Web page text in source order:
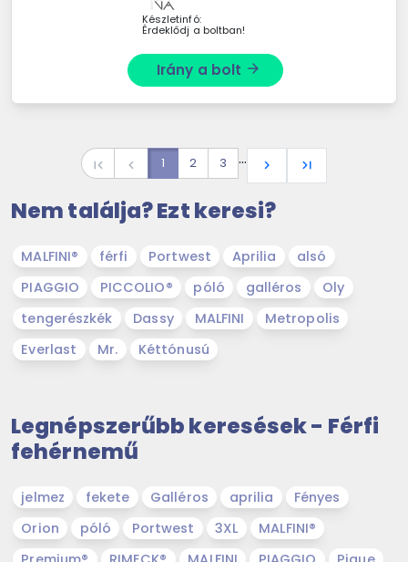
Grammsúly: ...
Készletinfó:
Érdeklődj a boltban!
Irány a bolt arrow_forward
first_page navigate_before 1 2 3 … navigate_next last_page
Nem találja? Ezt keresi?
MALFINI® férfi Portwest Aprilia
alsó
PIAGGIO
PICCOLIO® póló galléros
Oly
tengerészkék
Dassy MALFINI
Metropolis
Everlast
Mr. Kéttónusú
Legnépszerűbb keresések - Férfi
fehérnemű
jelmez fekete Galléros aprilia
Fényes
Orion
póló Portwest 3XL
MALFINI®